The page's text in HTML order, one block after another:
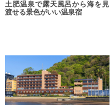
土肥温泉で露天風呂から海を見
渡せる景色がいい温泉宿